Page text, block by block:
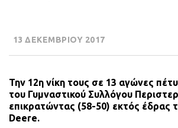
13 ΔΕΚΕΜΒΡΙΟΥ 2017
Την 12η νίκη τους σε 13 αγώνες
του Γυμναστικού Συλλόγου
επικρατώντας (58-50) εκτός έδρας
Deere.